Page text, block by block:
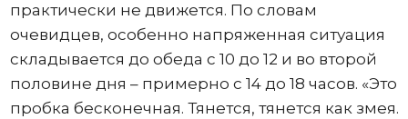
практически не движется. По словам
очевидцев, особенно напряженная ситуация
складывается до обеда с 10 до 12 и во второй
половине дня – примерно с 14 до 18 часов. «Это
пробка бесконечная. Тянется, тянется как змея.